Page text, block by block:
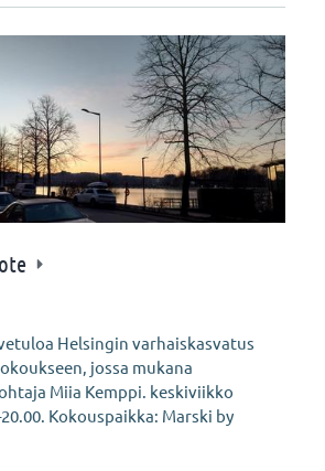
Helsingin varhaiskasvatus
jossa mukana
Miia Kemppi. keskiviikko
Kokouspaikka: Marski by